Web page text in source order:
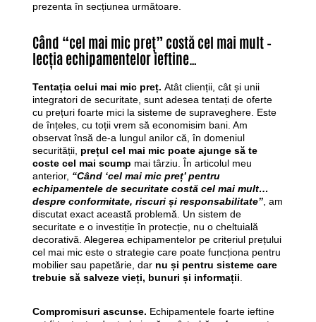
prezenta în secțiunea următoare.
Când “cel mai mic preț” costă cel mai mult –
lecția echipamentelor ieftine…
Tentația celui mai mic preț. Atât clienții, cât și unii
integratori de securitate, sunt adesea tentați de oferte
cu prețuri foarte mici la sisteme de supraveghere. Este
de înțeles, cu toții vrem să economisim bani. Am
observat însă de-a lungul anilor că, în domeniul
securității, prețul cel mai mic poate ajunge să te
coste cel mai scump mai târziu. În articolul meu
anterior, “Când ‘cel mai mic preț’ pentru
echipamentele de securitate costă cel mai mult…
despre conformitate, riscuri și responsabilitate”, am
discutat exact această problemă. Un sistem de
securitate e o investiție în protecție, nu o cheltuială
decorativă. Alegerea echipamentelor pe criteriul prețului
cel mai mic este o strategie care poate funcționa pentru
mobilier sau papetărie, dar nu și pentru sisteme care
trebuie să salveze vieți, bunuri și informații
Compromisuri ascunse. Echipamentele foarte ieftine